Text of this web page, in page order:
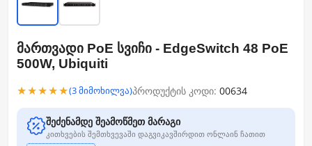
მართვადი PoE სვიჩი - EdgeSwitch 48 PoE
500W, Ubiquiti
★★★★★(3 მიმოხილვა)პროდუქტის კოდი: 00634
შეძენამდე შეამოწმეთ მარაგი
კითხვების შემთხვევაში დაგვიკავშირდით ონლაინ ჩათით